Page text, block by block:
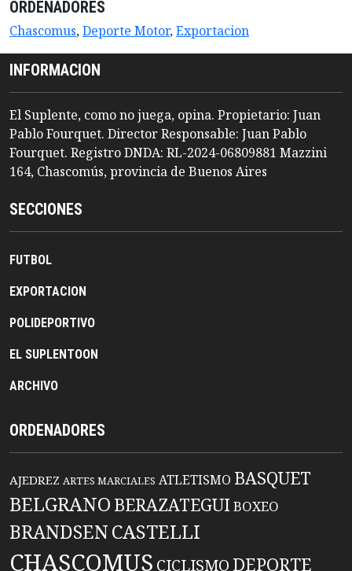
ORDENADORES
Chascomus,Deporte Motor,Exportacion
INFORMACION
El Suplente, como no juega, opina. Propietario: Juan
Pablo Fourquet. Director Responsable: Juan Pablo
Fourquet. Registro DNDA: RL-2024-06809881 Mazzini
164, Chascomús, provincia de Buenos Aires
SECCIONES
FUTBOL
EXPORTACION
POLIDEPORTIVO
EL SUPLENTOON
ARCHIVO
ORDENADORES
AJEDREZ ARTES MARCIALES ATLETISMO BASQUET
BELGRANO BERAZATEGUIBOXEO
BRANDSENCASTELLI
CHASCOMUS CICLISMO DEPORTE